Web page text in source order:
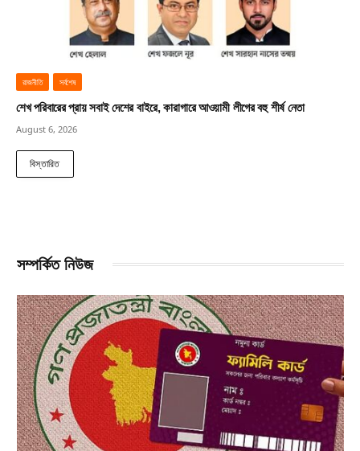
রাজনীতি সর্বশেষ
শেখ পরিবারের প্রায় সবাই দেশের বাইরে, কারাগারে আওয়ামী লীগের বহু শীর্ষ নেতা
August 6, 2026
বিস্তারিত
সম্পর্কিত নিউজ